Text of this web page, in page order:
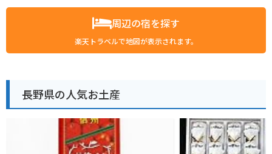
周辺の宿を探す
楽天トラベルで地図が表示されます。
長野県の人気お土産